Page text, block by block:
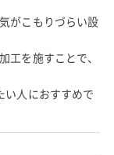
がこもりづらい設
工を施すことで、
い人におすすめで